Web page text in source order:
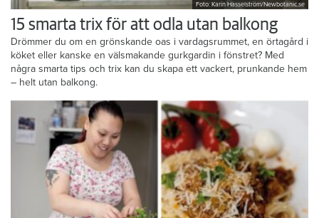
Foto: Karin Hasselström/Newbotanic.se
15 smarta trix för att odla utan balkong
Drömmer du om en grönskande oas i vardagsrummet, en örtagård i
köket eller kanske en välsmakande gurkgardin i fönstret? Med
några smarta tips och trix kan du skapa ett vackert, prunkande hem
– helt utan balkong.